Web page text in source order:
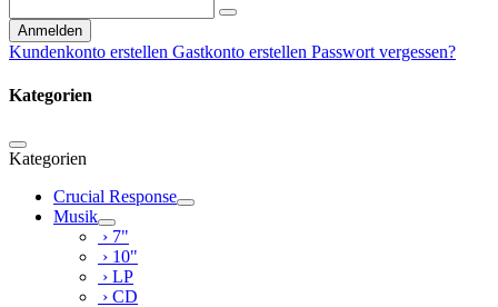
Anmelden
Kundenkonto erstellen Gastkonto erstellen Passwort vergessen?
Kategorien
Kategorien
Crucial Response
Musik
› 7"
› 10"
› LP
› CD